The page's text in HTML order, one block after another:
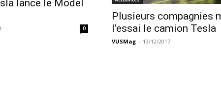
lance le Model
0
Plusieurs compagnies
l’essai le camion Tesla
VUSMag - 13/12/2017